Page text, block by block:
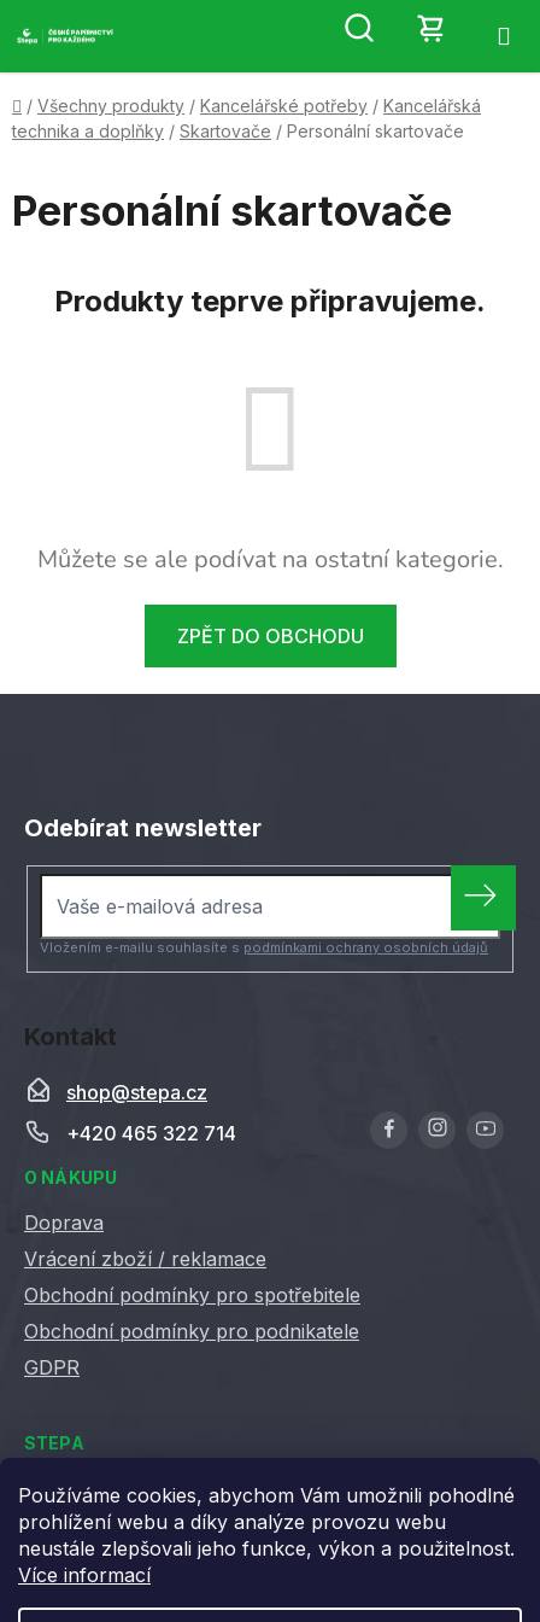
Používáme cookies, abychom Vám umožnili pohodlné
prohlížení webu a díky analýze provozu webu
neustále zlepšovali jeho funkce, výkon a použitelnost.
Více informací
na
Hledat
KOŠÍK
Domů
/ Všechny produkty / Kancelářské potřeby / Kancelářská
technika a doplňky / Skartovače / Personální skartovače
Personální skartovače
Produkty teprve připravujeme.
Můžete se ale podívat na ostatní kategorie.
ZPĚT DO OBCHODU
Kontakt
shop@stepa.cz
+420 465 322 714
O NÁKUPU
Doprava
Vrácení zboží / reklamace
Obchodní podmínky pro spotřebitele
Obchodní podmínky pro podnikatele
GDPR
STEPA
Kontakty
Kariéra ve Stepě
Věrnostní slevy
Odebírat newsletter
Vložením e-mailu souhlasíte s podmínkami ochrany osobních údajů